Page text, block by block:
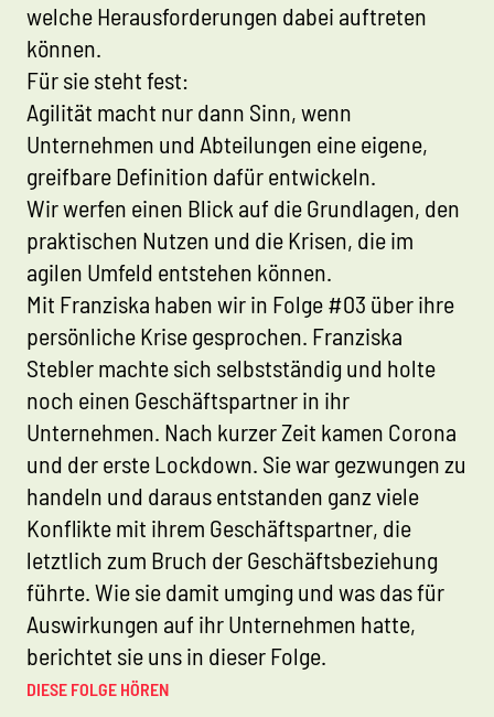
welche Herausforderungen dabei auftreten
können.
Für sie steht fest:
Agilität macht nur dann Sinn, wenn
Unternehmen und Abteilungen eine eigene,
greifbare Definition dafür entwickeln.
Wir werfen einen Blick auf die Grundlagen, den
praktischen Nutzen und die Krisen, die im
agilen Umfeld entstehen können.
Mit Franziska haben wir in Folge #03 über ihre
persönliche Krise gesprochen. Franziska
Stebler machte sich selbstständig und holte
noch einen Geschäftspartner in ihr
Unternehmen. Nach kurzer Zeit kamen Corona
und der erste Lockdown. Sie war gezwungen zu
handeln und daraus entstanden ganz viele
Konflikte mit ihrem Geschäftspartner, die
letztlich zum Bruch der Geschäftsbeziehung
führte. Wie sie damit umging und was das für
Auswirkungen auf ihr Unternehmen hatte,
berichtet sie uns in dieser Folge.
DIESE FOLGE HÖREN